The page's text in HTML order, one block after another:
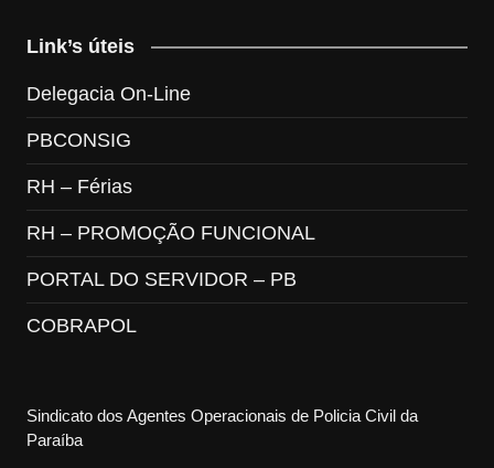
Link’s úteis
Delegacia On-Line
PBCONSIG
RH – Férias
RH – PROMOÇÃO FUNCIONAL
PORTAL DO SERVIDOR – PB
COBRAPOL
Sindicato dos Agentes Operacionais de Policia Civil da
Paraíba